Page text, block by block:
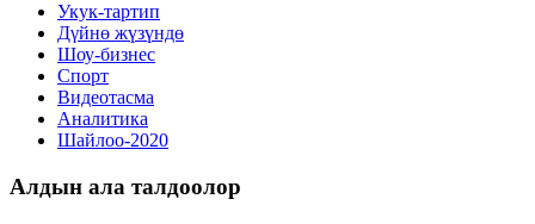
Укук-тартип
Дγйнө жүзүндө
Шоу-бизнес
Спорт
Видеотасма
Аналитика
Шайлоо-2020
Алдын ала талдоолор